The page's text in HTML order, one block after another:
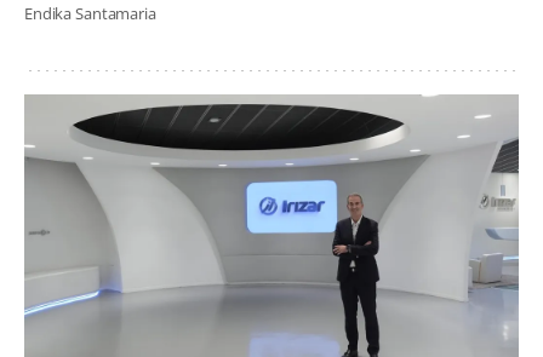
Endika Santamaria